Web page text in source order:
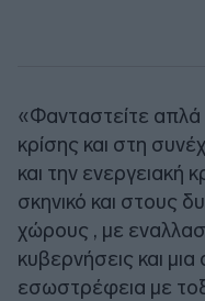
«Φανταστείτε απλά
κρίσης και στη
και την ενεργειακή
σκηνικό και στους
χώρους , με
κυβερνήσεις και
εσωστρέφεια με